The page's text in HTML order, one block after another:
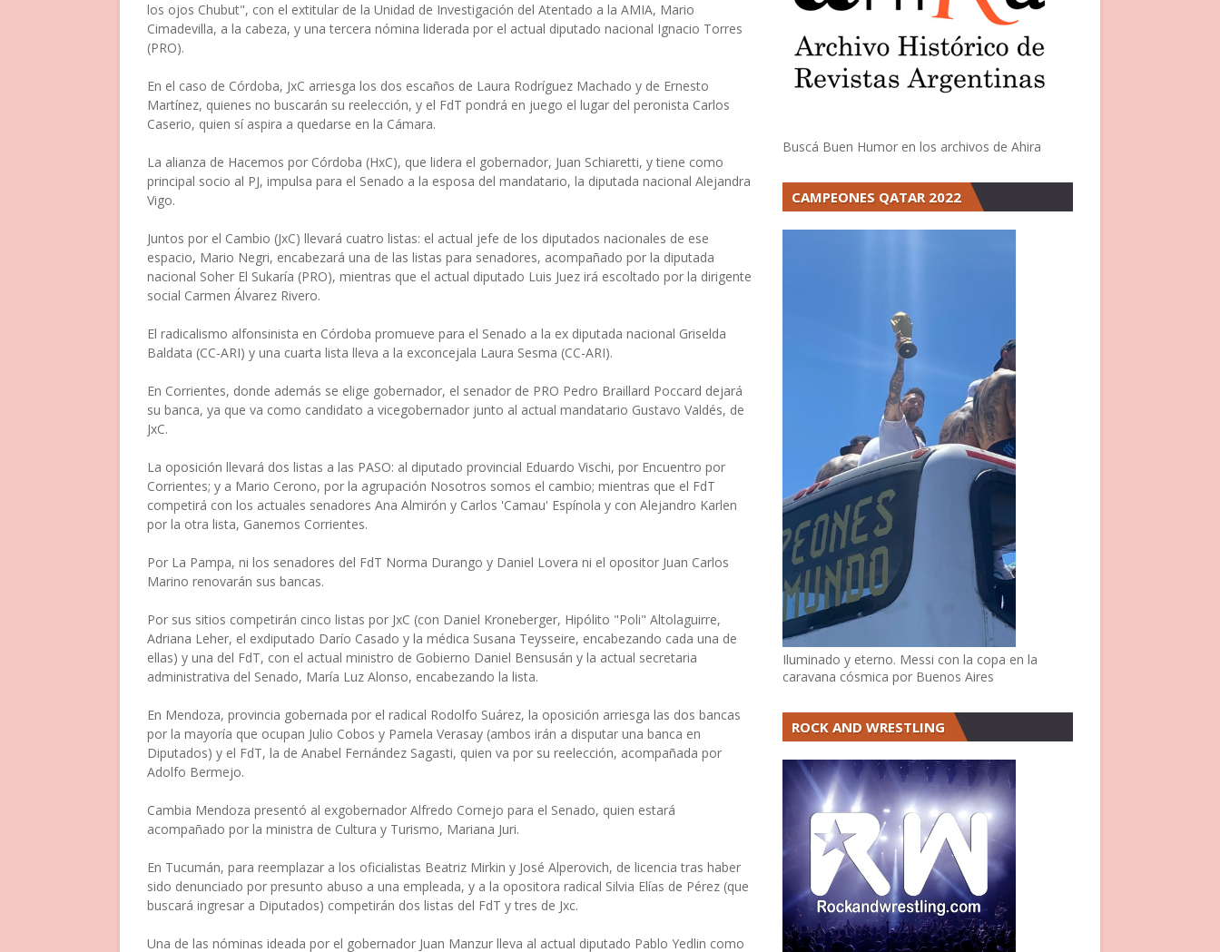
los ojos Chubut", con el extitular de la Unidad de Investigación del Atentado a la AMIA, Mario
Cimadevilla, a la cabeza, y una tercera nómina liderada por el actual diputado nacional Ignacio Torres
(PRO).
En el caso de Córdoba, JxC arriesga los dos escaños de Laura Rodríguez Machado y de Ernesto
Martínez, quienes no buscarán su reelección, y el FdT pondrá en juego el lugar del peronista Carlos
Caserio, quien sí aspira a quedarse en la Cámara.
La alianza de Hacemos por Córdoba (HxC), que lidera el gobernador, Juan Schiaretti, y tiene como
principal socio al PJ, impulsa para el Senado a la esposa del mandatario, la diputada nacional Alejandra
Vigo.
Juntos por el Cambio (JxC) llevará cuatro listas: el actual jefe de los diputados nacionales de ese
espacio, Mario Negri, encabezará una de las listas para senadores, acompañado por la diputada
nacional Soher El Sukaría (PRO), mientras que el actual diputado Luis Juez irá escoltado por la dirigente
social Carmen Álvarez Rivero.
El radicalismo alfonsinista en Córdoba promueve para el Senado a la ex diputada nacional Griselda
Baldata (CC-ARI) y una cuarta lista lleva a la exconcejala Laura Sesma (CC-ARI).
En Corrientes, donde además se elige gobernador, el senador de PRO Pedro Braillard Poccard dejará
su banca, ya que va como candidato a vicegobernador junto al actual mandatario Gustavo Valdés, de
JxC.
La oposición llevará dos listas a las PASO: al diputado provincial Eduardo Vischi, por Encuentro por
Corrientes; y a Mario Cerono, por la agrupación Nosotros somos el cambio; mientras que el FdT
competirá con los actuales senadores Ana Almirón y Carlos 'Camau' Espínola y con Alejandro Karlen
por la otra lista, Ganemos Corrientes.
Por La Pampa, ni los senadores del FdT Norma Durango y Daniel Lovera ni el opositor Juan Carlos
Marino renovarán sus bancas.
Por sus sitios competirán cinco listas por JxC (con Daniel Kroneberger, Hipólito "Poli" Altolaguirre,
Adriana Leher, el exdiputado Darío Casado y la médica Susana Teysseire, encabezando cada una de
ellas) y una del FdT, con el actual ministro de Gobierno Daniel Bensusán y la actual secretaria
administrativa del Senado, María Luz Alonso, encabezando la lista.
En Mendoza, provincia gobernada por el radical Rodolfo Suárez, la oposición arriesga las dos bancas
por la mayoría que ocupan Julio Cobos y Pamela Verasay (ambos irán a disputar una banca en
Diputados) y el FdT, la de Anabel Fernández Sagasti, quien va por su reelección, acompañada por
Adolfo Bermejo.
Cambia Mendoza presentó al exgobernador Alfredo Cornejo para el Senado, quien estará
acompañado por la ministra de Cultura y Turismo, Mariana Juri.
En Tucumán, para reemplazar a los oficialistas Beatriz Mirkin y José Alperovich, de licencia tras haber
sido denunciado por presunto abuso a una empleada, y a la opositora radical Silvia Elías de Pérez (que
buscará ingresar a Diputados) competirán dos listas del FdT y tres de Jxc.
Una de las nóminas ideada por el gobernador Juan Manzur lleva al actual diputado Pablo Yedlin como
Buscá Buen Humor en los archivos de Ahira
CAMPEONES QATAR 2022
Iluminado y eterno. Messi con la copa en la
caravana cósmica por Buenos Aires
ROCK AND WRESTLING